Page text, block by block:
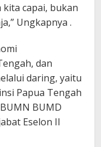
capai, bukan
Ungkapnya .
dan
daring, yaitu
Papua Tengah
BUMD
Eselon II